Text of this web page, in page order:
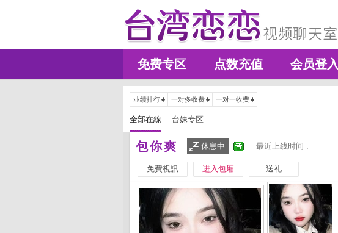
免费专区 点数充值 会员登入
业绩排行 一对多收费 一对一收费
全部在線 台妹专区
包你爽 休息中 最近上线时间 :
免費視訊 进入包厢 送礼